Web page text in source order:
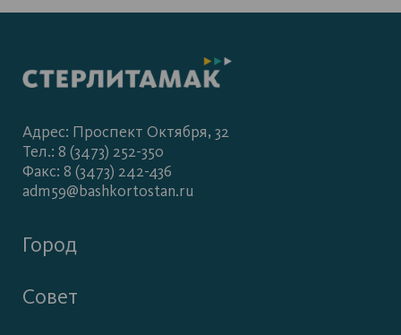
Адрес: Проспект Октября, 32
Тел.: 8 (3473) 252-350
Факс: 8 (3473) 242-436
adm59@bashkortostan.ru
Город
Совет